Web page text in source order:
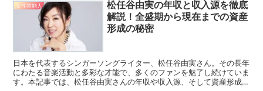
女性芸能人
松任谷由実の年収と収入源を徹底
解説！全盛期から現在までの資産
形成の秘密
日本を代表するシンガーソングライター、松任谷由実さん。その長年
にわたる音楽活動と多彩な才能で、多くのファンを魅了し続けていま
す。本記事では、松任谷由実さんの年収や収入源、そして資産形成の